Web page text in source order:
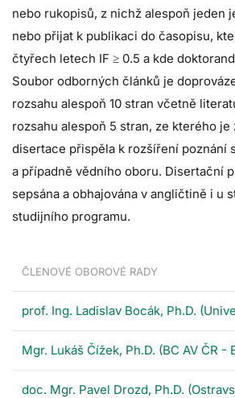
nebo rukopisů, z nichž alespoň jeden
nebo přijat k publikaci do časopisu,
čtyřech letech IF ≥ 0.5 a kde
Soubor odborných článků je
rozsahu alespoň 10 stran včetně
rozsahu alespoň 5 stran, ze kterého je
disertace přispěla k rozšíření poznání
a případně vědního oboru. Disertační
sepsána a obhajována v angličtině i u
studijního programu.
ČLENOVÉ OBOROVÉ RADY
prof. Ing. Ladislav Bocák, Ph.D.
Mgr. Lukáš Čížek, Ph.D. (BC AV ČR -
doc. Mgr. Pavel Drozd, Ph.D.